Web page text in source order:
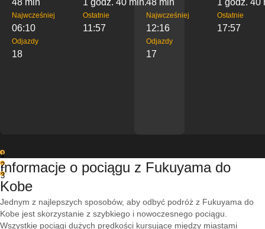
48 min 1 godz. 40 min.
Najwcześniej
06:10
Ostatnie
11:57
Odjazdy
18
48 min 1 godz. 40
Najwcześniej
12:16
Ostatnie
17:57
Odjazdy
17
1
2
3
Informacje o pociągu z Fukuyama do
Kobe
Jednym z najlepszych sposobów, aby odbyć podróż z Fukuyama do
Kobe jest skorzystanie z szybkiego i nowoczesnego pociągu.
Wszystkie pociągi dużych prędkości kursujące między miastami